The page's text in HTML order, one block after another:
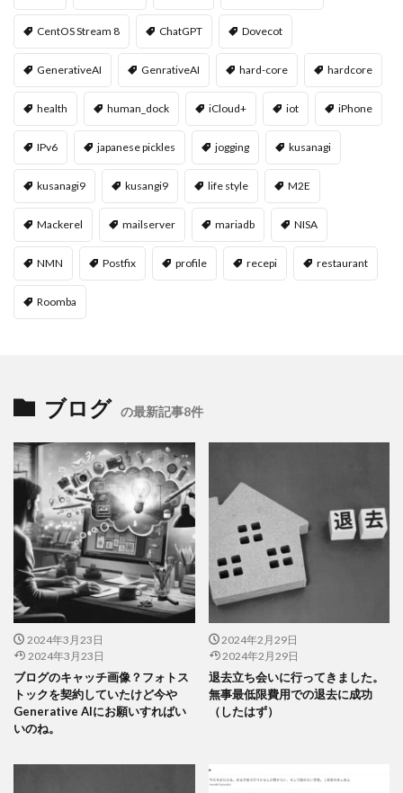
CentOS Stream 8 ChatGPT Dovecot
GenerativeAI GenrativeAI hard-core hardcore
health human_dock iCloud+ iot iPhone
IPv6 japanese pickles jogging kusanagi
kusanagi9 kusangi9 life style M2E
Mackerel mailserver mariadb NISA
NMN Postfix profile recepi restaurant
Roomba
ブログ の最新記事8件
2024年3月23日
2024年3月23日
ブログのキャッチ画像？フォトス
トックを契約していたけど今や
Generative AIにお願いすればい
いのね。
2024年2月29日
2024年2月29日
退去立ち会いに行ってきました。
無事最低限費用での退去に成功
（したはず）